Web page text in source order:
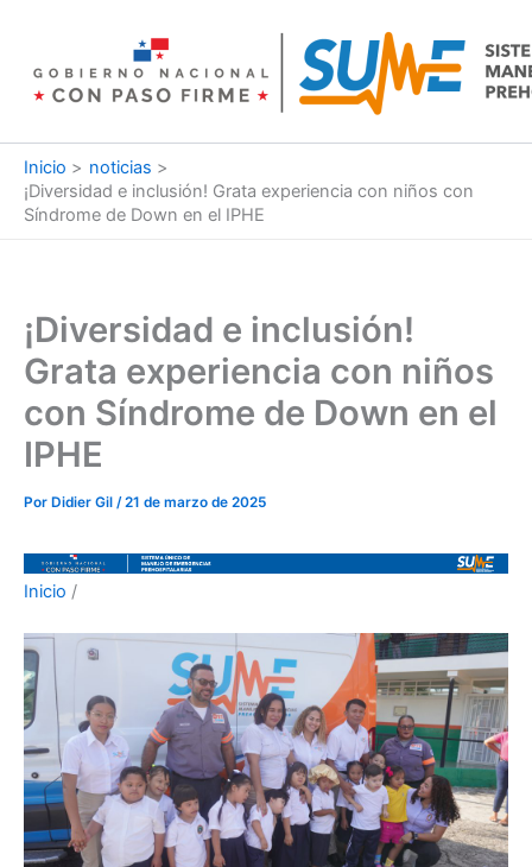
contenido
Inicio
noticias
¡Diversidad e inclusión! Grata experiencia con niños con
Síndrome de Down en el IPHE
¡Diversidad e inclusión!
Grata experiencia con niños
con Síndrome de Down en el
IPHE
Por Didier Gil /21 de marzo de 2025
Inicio /